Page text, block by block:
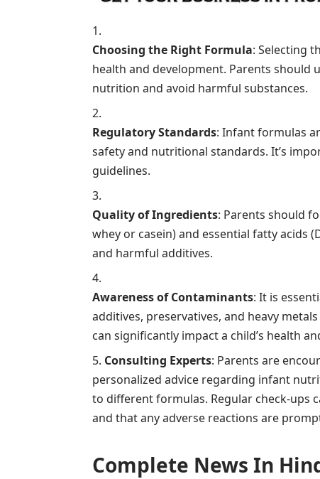
Choosing the Right Formula: Selecting
health and development. Parents
nutrition and avoid harmful substances.
Regulatory Standards: Infant formulas
safety and nutritional standards. It’s
guidelines.
Quality of Ingredients: Parents should
whey or casein) and essential fatty acids
and harmful additives.
Awareness of Contaminants: It is
additives, preservatives, and heavy
can significantly impact a child’s health
Consulting Experts: Parents are
personalized advice regarding infant
to different formulas. Regular check-ups
and that any adverse reactions are
Complete News In